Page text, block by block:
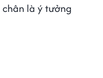
là ý tưởng